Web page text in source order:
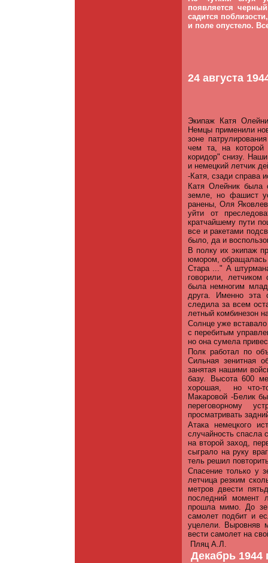
появляется
садится
и поле опустело.
24 августа
Экипаж Катя
Немцы применили
зоне
чем та, на которой
коридор" снизу.
и немецкий летчик
-Катя, сзади справа
Катя Олейник была
земле, но фашист
ранены, Оля
уйти от
кратчайшему пути
все и ракетами
было, да и
В полку их экипаж
юмором, обращалась
Стара ..." А
говорили,
была немногим
друга. Именно эта
следила за всем
летный комбинезон
Солнце уже вставало
с перебитым
но она сумела
Полк работал по
Сильная зенитная
занятая нашими
базу. Высота 600
хорошая,
но что-
Макаровой -Белик
переговорному
просматривать
Атака немецкого
случайность спасла
на второй заход,
сыграло на руку
тель решил
Спасение только у
летчица резким
метров двести
последний момент
прошла мимо. До
самолет подбит и
уцелели. Выровняв
вести самолет на
Пляц А.Л.
Декабрь